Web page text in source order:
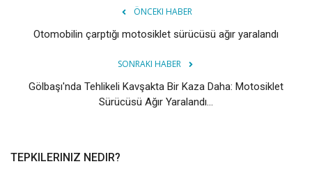
ÖNCEKI HABER
Otomobilin çarptığı motosiklet sürücüsü ağır yaralandı
SONRAKI HABER
Gölbaşı'nda Tehlikeli Kavşakta Bir Kaza Daha: Motosiklet
Sürücüsü Ağır Yaralandı...
TEPKILERINIZ NEDIR?